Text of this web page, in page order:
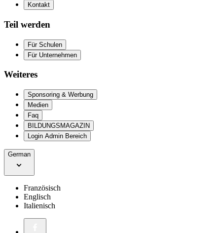
Kontakt
Teil werden
Für Schulen
Für Unternehmen
Weiteres
Sponsoring & Werbung
Medien
Faq
BILDUNGSMAGAZIN
Login Admin Bereich
German
Französisch
Englisch
Italienisch